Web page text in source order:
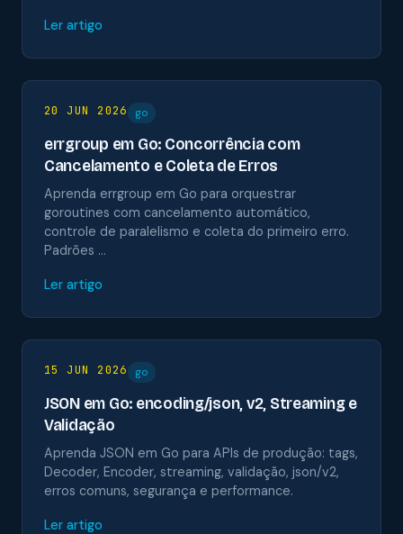
Ler artigo
20 JUN 2026 go
errgroup em Go: Concorrência com
Cancelamento e Coleta de Erros
Aprenda errgroup em Go para orquestrar
goroutines com cancelamento automático,
controle de paralelismo e coleta do primeiro erro.
Padrões …
Ler artigo
15 JUN 2026 go
JSON em Go: encoding/json, v2, Streaming e
Validação
Aprenda JSON em Go para APIs de produção: tags,
Decoder, Encoder, streaming, validação, json/v2,
erros comuns, segurança e performance.
Ler artigo